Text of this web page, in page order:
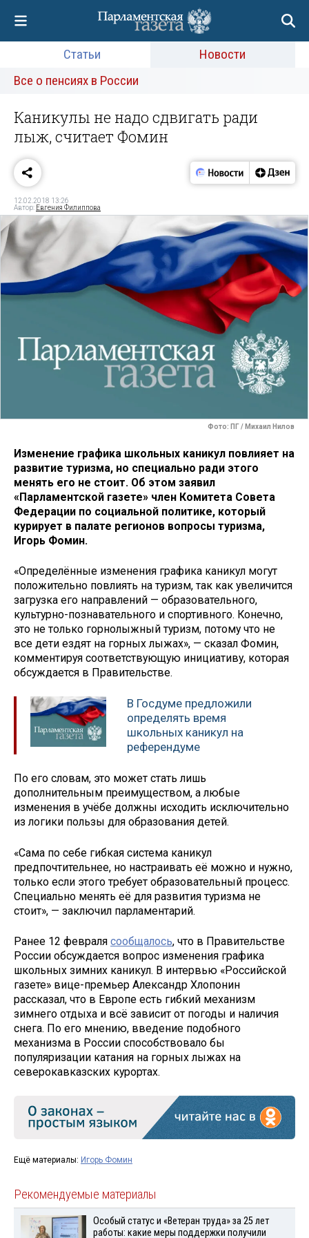
Статьи
Новости
Все о пенсиях в России
Каникулы не надо сдвигать ради
лыж, считает Фомин
12.02.2018 13:26
Автор: Евгения Филиппова
Фото: ПГ / Михаил Нилов
Изменение графика школьных каникул повлияет на
развитие туризма, но специально ради этого
менять его не стоит. Об этом заявил
«Парламентской газете» член Комитета Совета
Федерации по социальной политике, который
курирует в палате регионов вопросы туризма,
Игорь Фомин.
«Определённые изменения графика каникул могут
положительно повлиять на туризм, так как увеличится
загрузка его направлений — образовательного,
культурно-познавательного и спортивного. Конечно,
это не только горнолыжный туризм, потому что не
все дети ездят на горных лыжах», — сказал Фомин,
комментируя соответствующую инициативу, которая
обсуждается в Правительстве.
В Госдуме предложили
определять время
школьных каникул на
референдуме
По его словам, это может стать лишь
дополнительным преимуществом, а любые
изменения в учёбе должны исходить исключительно
из логики пользы для образования детей.
«Сама по себе гибкая система каникул
предпочтительнее, но настраивать её можно и нужно,
только если этого требует образовательный процесс.
Специально менять её для развития туризма не
стоит», — заключил парламентарий.
Ранее 12 февраля сообщалось, что в Правительстве
России обсуждается вопрос изменения графика
школьных зимних каникул. В интервью «Российской
газете» вице-премьер Александр Хлопонин
рассказал, что в Европе есть гибкий механизм
зимнего отдыха и всё зависит от погоды и наличия
снега. По его мнению, введение подобного
механизма в России способствовало бы
популяризации катания на горных лыжах на
северокавказских курортах.
Ещё материалы: Игорь Фомин
Рекомендуемые материалы
Особый статус и «Ветеран труда» за 25 лет
работы: какие меры поддержки получили